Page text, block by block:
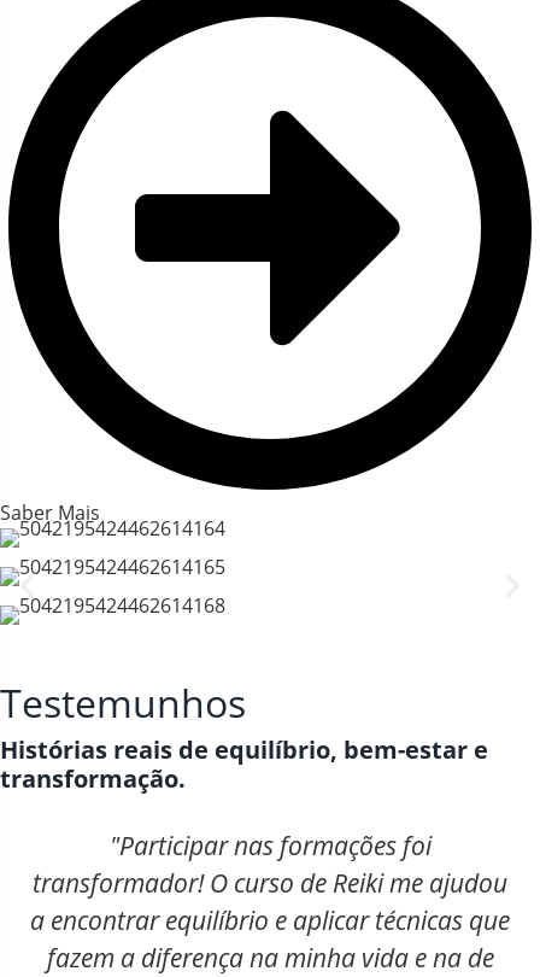
Saber Mais
Testemunhos
Histórias reais de equilíbrio, bem-estar e
transformação.
"Participar nas formações foi
transformador! O curso de Reiki me ajudou
a encontrar equilíbrio e aplicar técnicas que
fazem a diferença na minha vida e na de